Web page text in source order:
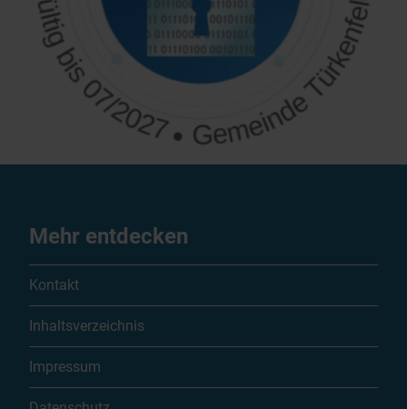
Mehr entdecken
Kontakt
Inhaltsverzeichnis
Impressum